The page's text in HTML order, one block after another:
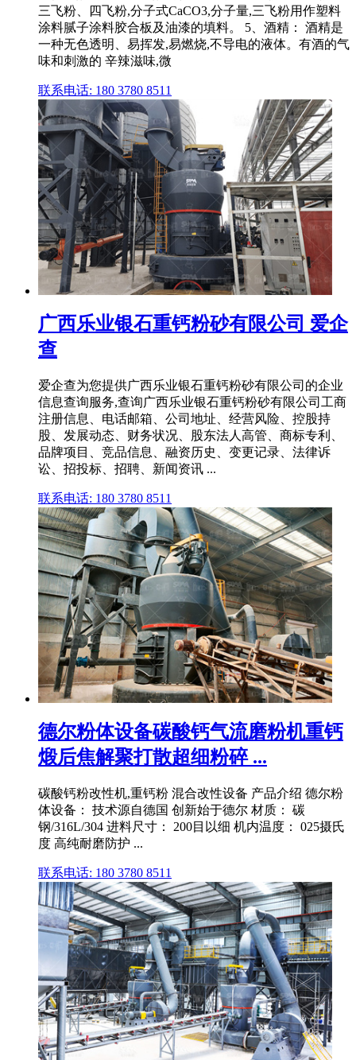
三飞粉、四飞粉,分子式CaCO3,分子量,三飞粉用作塑料
涂料腻子涂料胶合板及油漆的填料。 5、酒精： 酒精是
一种无色透明、易挥发,易燃烧,不导电的液体。有酒的气
味和刺激的 辛辣滋味,微
联系电话: 180 3780 8511
广西乐业银石重钙粉砂有限公司 爱企
查
爱企查为您提供广西乐业银石重钙粉砂有限公司的企业
信息查询服务,查询广西乐业银石重钙粉砂有限公司工商
注册信息、电话邮箱、公司地址、经营风险、控股持
股、发展动态、财务状况、股东法人高管、商标专利、
品牌项目、竞品信息、融资历史、变更记录、法律诉
讼、招投标、招聘、新闻资讯 ...
联系电话: 180 3780 8511
德尔粉体设备碳酸钙气流磨粉机重钙
煅后焦解聚打散超细粉碎 ...
碳酸钙粉改性机,重钙粉 混合改性设备 产品介绍 德尔粉
体设备： 技术源自德国 创新始于德尔 材质： 碳
钢/316L/304 进料尺寸： 200目以细 机内温度： 025摄氏
度 高纯耐磨防护 ...
联系电话: 180 3780 8511